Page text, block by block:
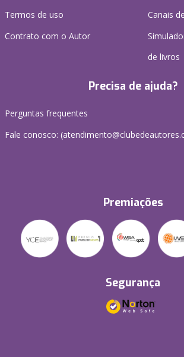
Termos de uso
Contrato com o Autor
Canais
de livros
Precisa de ajuda?
Perguntas frequentes
Fale conosco:
Premiações
Segurança